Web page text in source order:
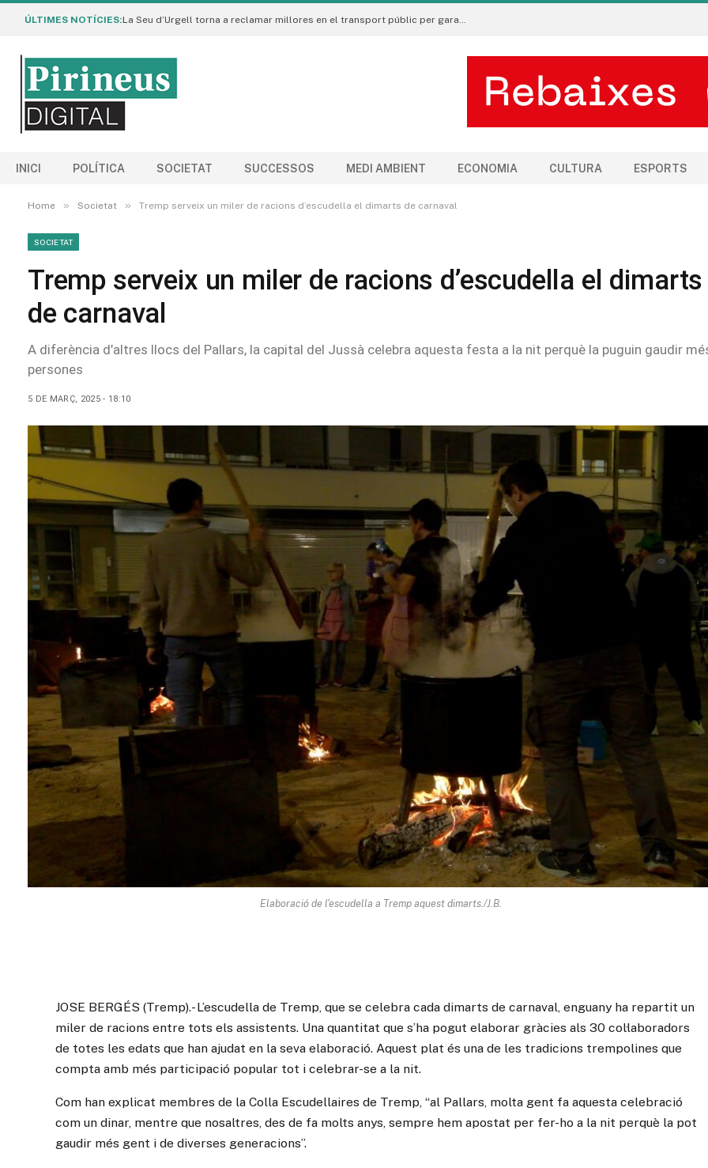
ÚLTIMES NOTÍCIES: La Seu d’Urgell torna a reclamar millores en el transport públic per garantir l’equitat territorial
INICI POLÍTICA SOCIETAT SUCCESSOS MEDI AMBIENT ECONOMIA CULTURA ESPORTS
Home » Societat » Tremp serveix un miler de racions d’escudella el dimarts de carnaval
SOCIETAT
Tremp serveix un miler de racions d’escudella el dimarts
de carnaval
A diferència d’altres llocs del Pallars, la capital del Jussà celebra aquesta festa a la nit perquè la puguin gaudir
persones
5 DE MARÇ, 2025 - 18:10
Elaboració de l'escudella a Tremp aquest dimarts./J.B.
JOSE BERGÉS (Tremp).- L’escudella de Tremp, que se celebra cada dimarts de carnaval, enguany ha repartit un
miler de racions entre tots els assistents. Una quantitat que s’ha pogut elaborar gràcies als 30 col·laboradors
de totes les edats que han ajudat en la seva elaboració. Aquest plat és una de les tradicions trempolines que
compta amb més participació popular tot i celebrar-se a la nit.
Com han explicat membres de la Colla Escudellaires de Tremp, “al Pallars, molta gent fa aquesta celebració
com un dinar, mentre que nosaltres, des de fa molts anys, sempre hem apostat per fer-ho a la nit perquè la pot
gaudir més gent i de diverses generacions”.